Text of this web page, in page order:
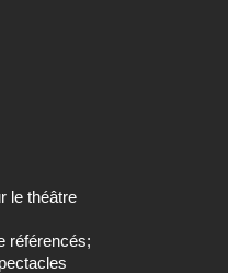
le théâtre
référencés;